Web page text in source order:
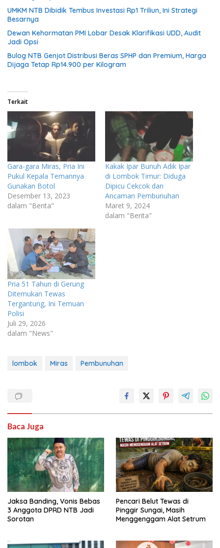
UMKM NTB Dibidik Tembus Investasi Rp1 Triliun, Ini Strategi
Besarnya
Dewan Kehormatan PMI Lobar Desak Klarifikasi UDD, Audit
Jadi Opsi
Bulog NTB Genjot Distribusi Beras SPHP dan Premium, Harga
Dijaga Tetap Rp14.900 per Kilogram
Terkait
Gara-gara Miras, Pria Ini
Pukul Kepala Temannya
Gunakan Botol
Desember 13, 2023
dalam "Berita"
Kakak Ipar Bunuh Adik Ipar
di Lombok Timur: Diduga
Dipicu Cekcok dan
Ancaman Pembunuhan
Maret 9, 2024
dalam "Berita"
Pria 51 Tahun di Gerung
Ditemukan Tewas
Tergantung, Ini Temuan
Polisi
Juli 29, 2026
dalam "News"
lombok Miras Pembunuhan
Baca Juga
Jaksa Banding, Vonis Bebas
3 Anggota DPRD NTB Jadi
Sorotan
Pencari Belut Tewas di
Pinggir Sungai, Masih
Menggenggam Alat Setrum